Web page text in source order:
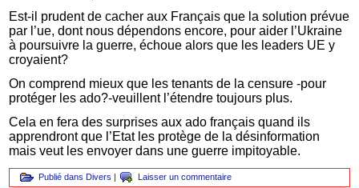
Est-il prudent de cacher aux Français que la solution prévue
par l’ue, dont nous dépendons encore, pour aider l’Ukraine
à poursuivre la guerre, échoue alors que les leaders UE y
croyaient?
On comprend mieux que les tenants de la censure -pour
protéger les ado?-veuillent l’étendre toujours plus.
Cela en fera des surprises aux ado français quand ils
apprendront que l’Etat les protège de la désinformation
mais veut les envoyer dans une guerre impitoyable.
Publié dans Divers | Laisser un commentaire